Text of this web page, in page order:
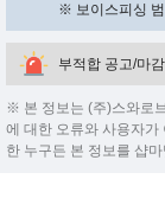
※ 보이스피싱
부적합 공고/마
※ 본 정보는 (주)스와로
에 대한 오류와 사용자가
한 누구든 본 정보를 샵